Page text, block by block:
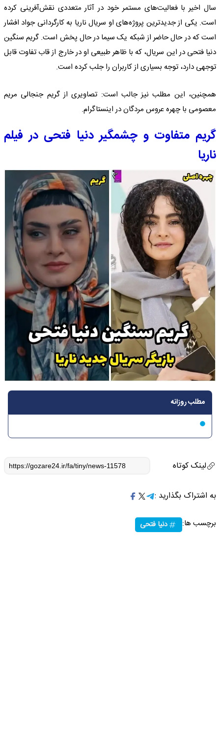
سال اخیر با فعالیت‌های مستمر خود در آثار متعددی نقش‌آفرینی کرده
است. یکی از جدیدترین پروژه‌های او سریال ناریا به کارگردانی جواد افشار
است که در حال حاضر از شبکه یک سیما در حال پخش است. گریم سنگین
دنیا فتحی در این سریال، که با ظاهر طبیعی او در خارج از قاب تفاوت قابل
توجهی دارد، توجه بسیاری از کاربران را جلب کرده است.
همچنین، این مطلب نیز جالب است: تصاویری از گریم جنجالی مریم
معصومی با چهره عروس مردگان در اینستاگرام.
گریم متفاوت و چشمگیر دنیا فتحی در فیلم
ناریا
مطلب روزانه
لینک کوتاه
به اشتراک بگذارید :
برچسب ها: دنیا فتحی